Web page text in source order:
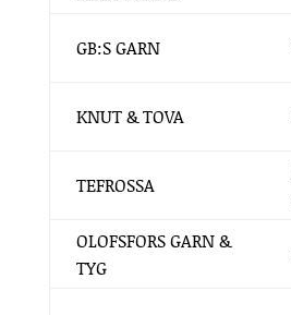
GB:S GARN
KNUT & TOVA
TEFROSSA
OLOFSFORS GARN &
TYG